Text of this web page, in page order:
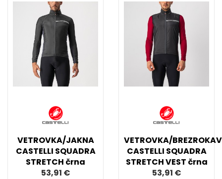
VETROVKA/JAKNA
CASTELLI SQUADRA
STRETCH črna
53,91 €
VETROVKA/
CASTELLI SQUADRA
STRETCH VEST črna
53,91 €